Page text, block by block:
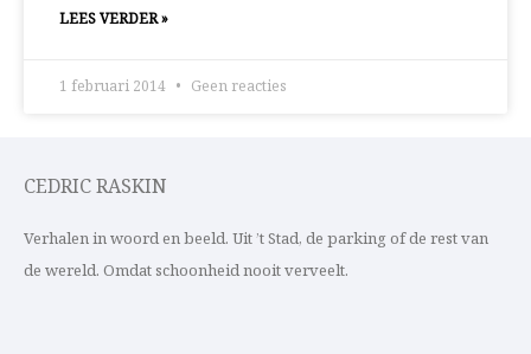
LEES VERDER »
1 februari 2014 Geen reacties
CEDRIC RASKIN
Verhalen in woord en beeld. Uit ’t Stad, de parking of de rest van
de wereld. Omdat schoonheid nooit verveelt.